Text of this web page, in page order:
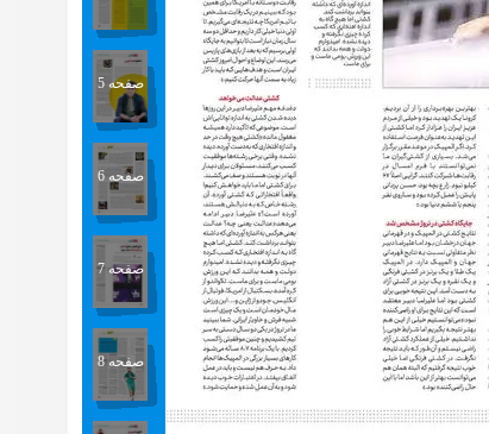
صفحه 5
صفحه 6
صفحه 7
صفحه 8